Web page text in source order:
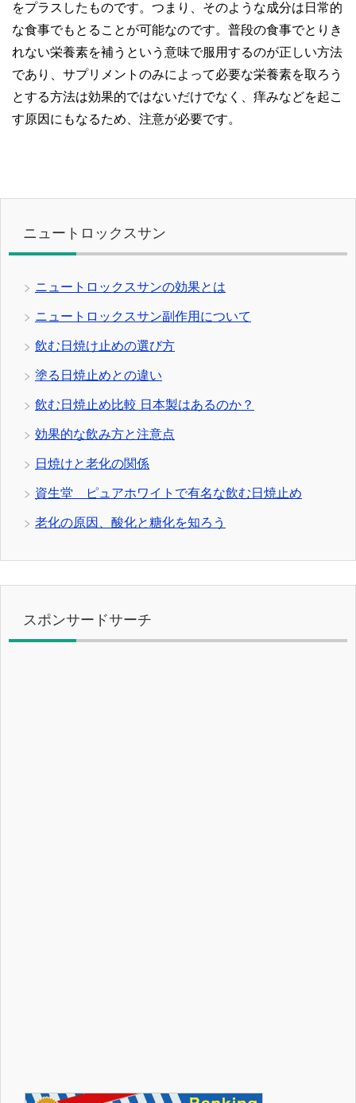
をプラスしたものです。つまり、そのような成分は日常的
な食事でもとることが可能なのです。普段の食事でとりき
れない栄養素を補うという意味で服用するのが正しい方法
であり、サプリメントのみによって必要な栄養素を取ろう
とする方法は効果的ではないだけでなく、痒みなどを起こ
す原因にもなるため、注意が必要です。
ニュートロックスサン
ニュートロックスサンの効果とは
ニュートロックスサン副作用について
飲む日焼け止めの選び方
塗る日焼止めとの違い
飲む日焼止め比較 日本製はあるのか？
効果的な飲み方と注意点
日焼けと老化の関係
資生堂 ピュアホワイトで有名な飲む日焼止め
老化の原因、酸化と糖化を知ろう
スポンサードサーチ